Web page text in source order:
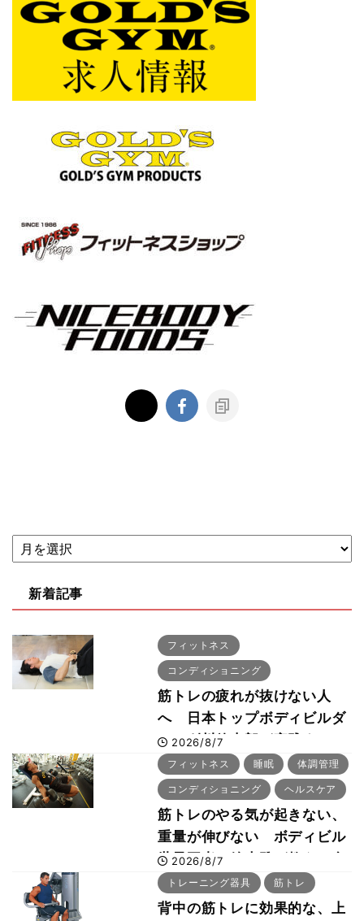
新着記事
フィットネス
コンディショニング
筋トレの疲れが抜けない人
へ 日本トップボディビルダ
ー・刈川啓志郎が実践する
「回復習慣」
2026/8/7
フィットネス 睡眠 体調管理
コンディショニング ヘルスケア
筋トレのやる気が起きない、
重量が伸びない ボディビル
世界王者・鈴木雅が教える食
事・睡眠・呼吸の整え方
2026/8/7
トレーニング器具 筋トレ
背中の筋トレに効果的な、上